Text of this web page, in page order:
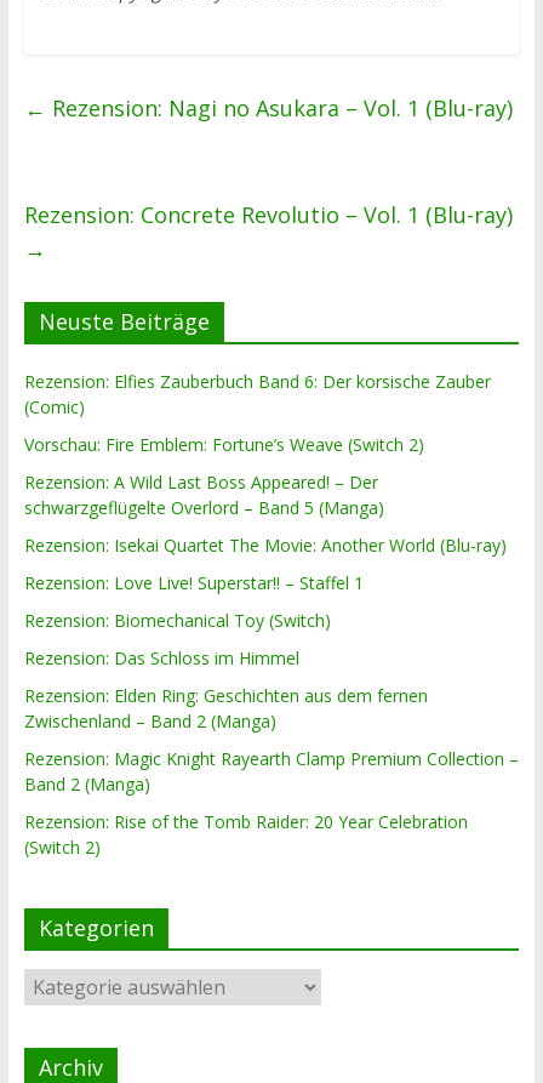
← Rezension: Nagi no Asukara – Vol. 1 (Blu-ray)
Rezension: Concrete Revolutio – Vol. 1 (Blu-ray)
→
Neuste Beiträge
Rezension: Elfies Zauberbuch Band 6: Der korsische Zauber
(Comic)
Vorschau: Fire Emblem: Fortune’s Weave (Switch 2)
Rezension: A Wild Last Boss Appeared! – Der
schwarzgeflügelte Overlord – Band 5 (Manga)
Rezension: Isekai Quartet The Movie: Another World (Blu-ray)
Rezension: Love Live! Superstar!! – Staffel 1
Rezension: Biomechanical Toy (Switch)
Rezension: Das Schloss im Himmel
Rezension: Elden Ring: Geschichten aus dem fernen
Zwischenland – Band 2 (Manga)
Rezension: Magic Knight Rayearth Clamp Premium Collection –
Band 2 (Manga)
Rezension: Rise of the Tomb Raider: 20 Year Celebration
(Switch 2)
Kategorien
Kategorien
Archiv